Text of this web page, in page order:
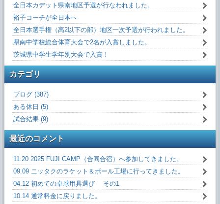
全日本カデット県南地区予選が行なわれました。
裕子コーチが全日本へ
全日本選手権（高2以下の部）地区一次予選が行われました。
県南中学校総合体育大会で2名が入賞しました。
茨城県中学生学年別大会で入賞！
カテゴリ
ブログ (387)
ある休日 (5)
試合結果 (9)
最近のコメント
11.20 2025 FUJI CAMP（合同合宿）へ参加してきました。
09.09 ニッタクのラケット＆ボール工場に行ってきました。
04.12 初めての卓球用具選び その1
10.14 通常料金に戻りました。